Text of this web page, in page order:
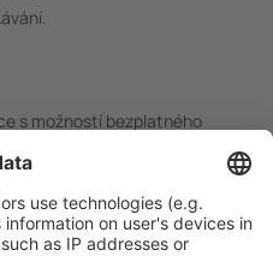
s možností bezplatného
nabídky pro přihlášené